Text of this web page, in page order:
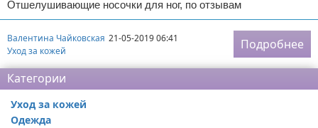
Отшелушивающие носочки для ног, по отзывам
Валентина Чайковская 21-05-2019 06:41
Уход за кожей
Подробнее
Категории
Уход за кожей
Одежда